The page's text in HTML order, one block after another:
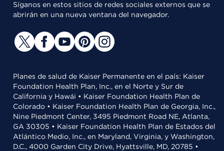
Síganos en estos sitios de redes sociales externos que se
abrirán en una nueva ventana del navegador.
Planes de salud de Kaiser Permanente en el país: Kaiser
Foundation Health Plan, Inc., en el Norte y Sur de
California y Hawái • Kaiser Foundation Health Plan de
Colorado • Kaiser Foundation Health Plan de Georgia, Inc.,
Nine Piedmont Center, 3495 Piedmont Road NE, Atlanta,
GA 30305 • Kaiser Foundation Health Plan de Estados del
Atlántico Medio, Inc., en Maryland, Virginia, y Washington,
D.C., 4000 Garden City Drive, Hyattsville, MD, 20785 •